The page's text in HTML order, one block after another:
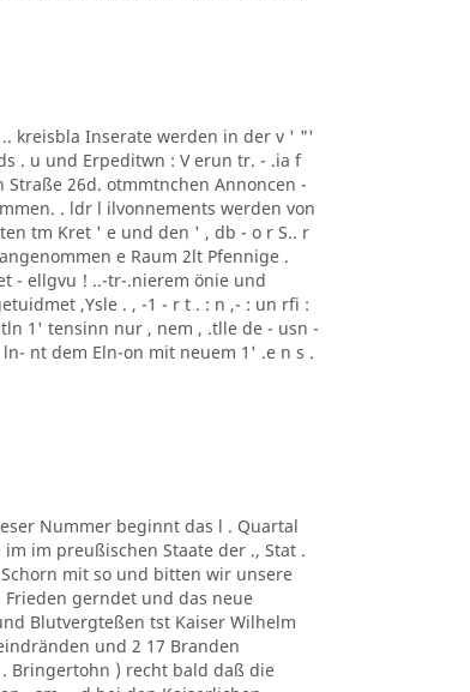
kreisbla Inserate werden in der v ' "'
. u und Erpeditwn : V erun tr. - .ia f
Straße 26d. otmmtnchen Annoncen -
. ldr l ilvonnements werden von
tm Kret ' e und den ' , db - o r S.. r
e Raum 2lt Pfennige .
- ellgvu ! ..-tr-.nierem önie und
,Ysle . , -1 - r t . : n ,- : un rfi :
1' tensinn nur , nem , .tlle de - usn -
nt dem Eln-on mit neuem 1' .e n s .
Nummer beginnt das l . Quartal
im preußischen Staate der ., Stat .
mit so und bitten wir unsere
gerndet und das neue
Blutvergteßen tst Kaiser Wilhelm
und 2 17 Branden
. Bringertohn ) recht bald daß die